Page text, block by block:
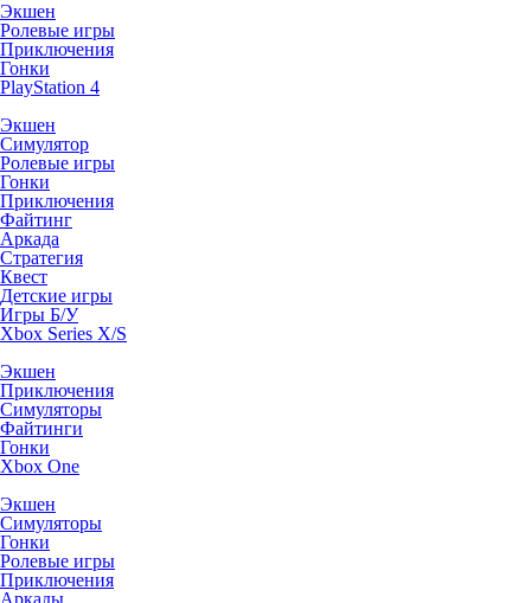
Экшен
Ролевые игры
Приключения
Гонки
PlayStation 4
Экшен
Симулятор
Ролевые игры
Гонки
Приключения
Файтинг
Аркада
Стратегия
Квест
Детские игры
Игры Б/У
Xbox Series X/S
Экшен
Приключения
Симуляторы
Файтинги
Гонки
Xbox One
Экшен
Симуляторы
Гонки
Ролевые игры
Приключения
Аркады